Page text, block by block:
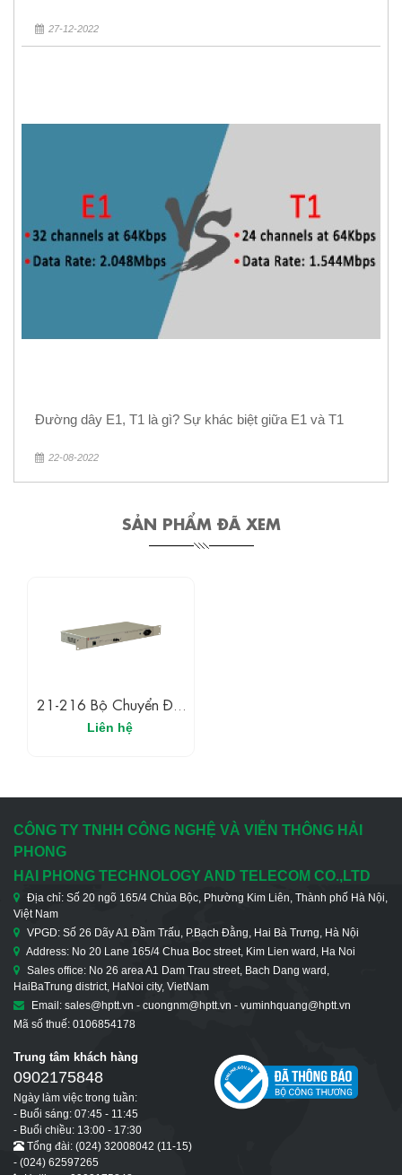
27-12-2022
Đường dây E1, T1 là gì? Sự khác biệt giữa E1 và T1
22-08-2022
SẢN PHẨM ĐÃ XEM
21-216 Bộ Chuyển Đổi
Quang G.703 Codir
C37,94 1300nm SM
Liên hệ
CÔNG TY TNHH CÔNG NGHỆ VÀ VIỄN THÔNG HẢI
PHONG
HAI PHONG TECHNOLOGY AND TELECOM CO.,LTD
Địa chỉ: Số 20 ngõ 165/4 Chùa Bộc, Phường Kim Liên, Thành phố Hà Nội,
Việt Nam
VPGD: Số 26 Dãy A1 Đầm Trấu, P.Bạch Đằng, Hai Bà Trưng, Hà Nội
Address: No 20 Lane 165/4 Chua Boc street, Kim Lien ward, Ha Noi
Sales office: No 26 area A1 Dam Trau street, Bach Dang ward,
HaiBaTrung district, HaNoi city, VietNam
Email: sales@hptt.vn - cuongnm@hptt.vn - vuminhquang@hptt.vn
Mã số thuế: 0106854178
Trung tâm khách hàng
0902175848
Ngày làm việc trong tuần:
- Buổi sáng: 07:45 - 11:45
- Buổi chiều: 13:00 - 17:30
Tổng đài: (024) 32008042 (11-15)
- (024) 62597265